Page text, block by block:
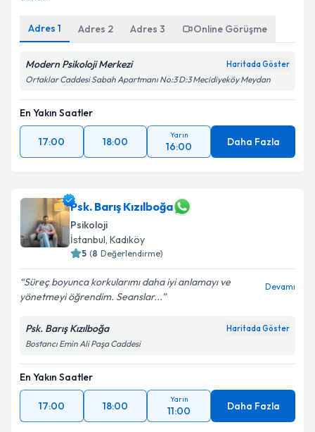
Adres 1 Adres 2 Adres 3 Online Görüşme
Modern Psikoloji Merkezi Haritada Göster
Ortaklar Caddesi Sabah Apartmanı No:3 D:3 Mecidiyeköy Meydan
En Yakın Saatler
17:00 18:00
Yarın
16:00 Daha Fazla
Psk. Barış Kızılboğa
Psikoloji
İstanbul, Kadıköy
5 (8 Değerlendirme)
Süreç boyunca korkularımı daha iyi anlamayı ve
yönetmeyi öğrendim. Seanslar...
Devamı
Psk. Barış Kızılboğa Haritada Göster
Bostancı Emin Ali Paşa Caddesi
En Yakın Saatler
17:00 18:00
Yarın
11:00 Daha Fazla